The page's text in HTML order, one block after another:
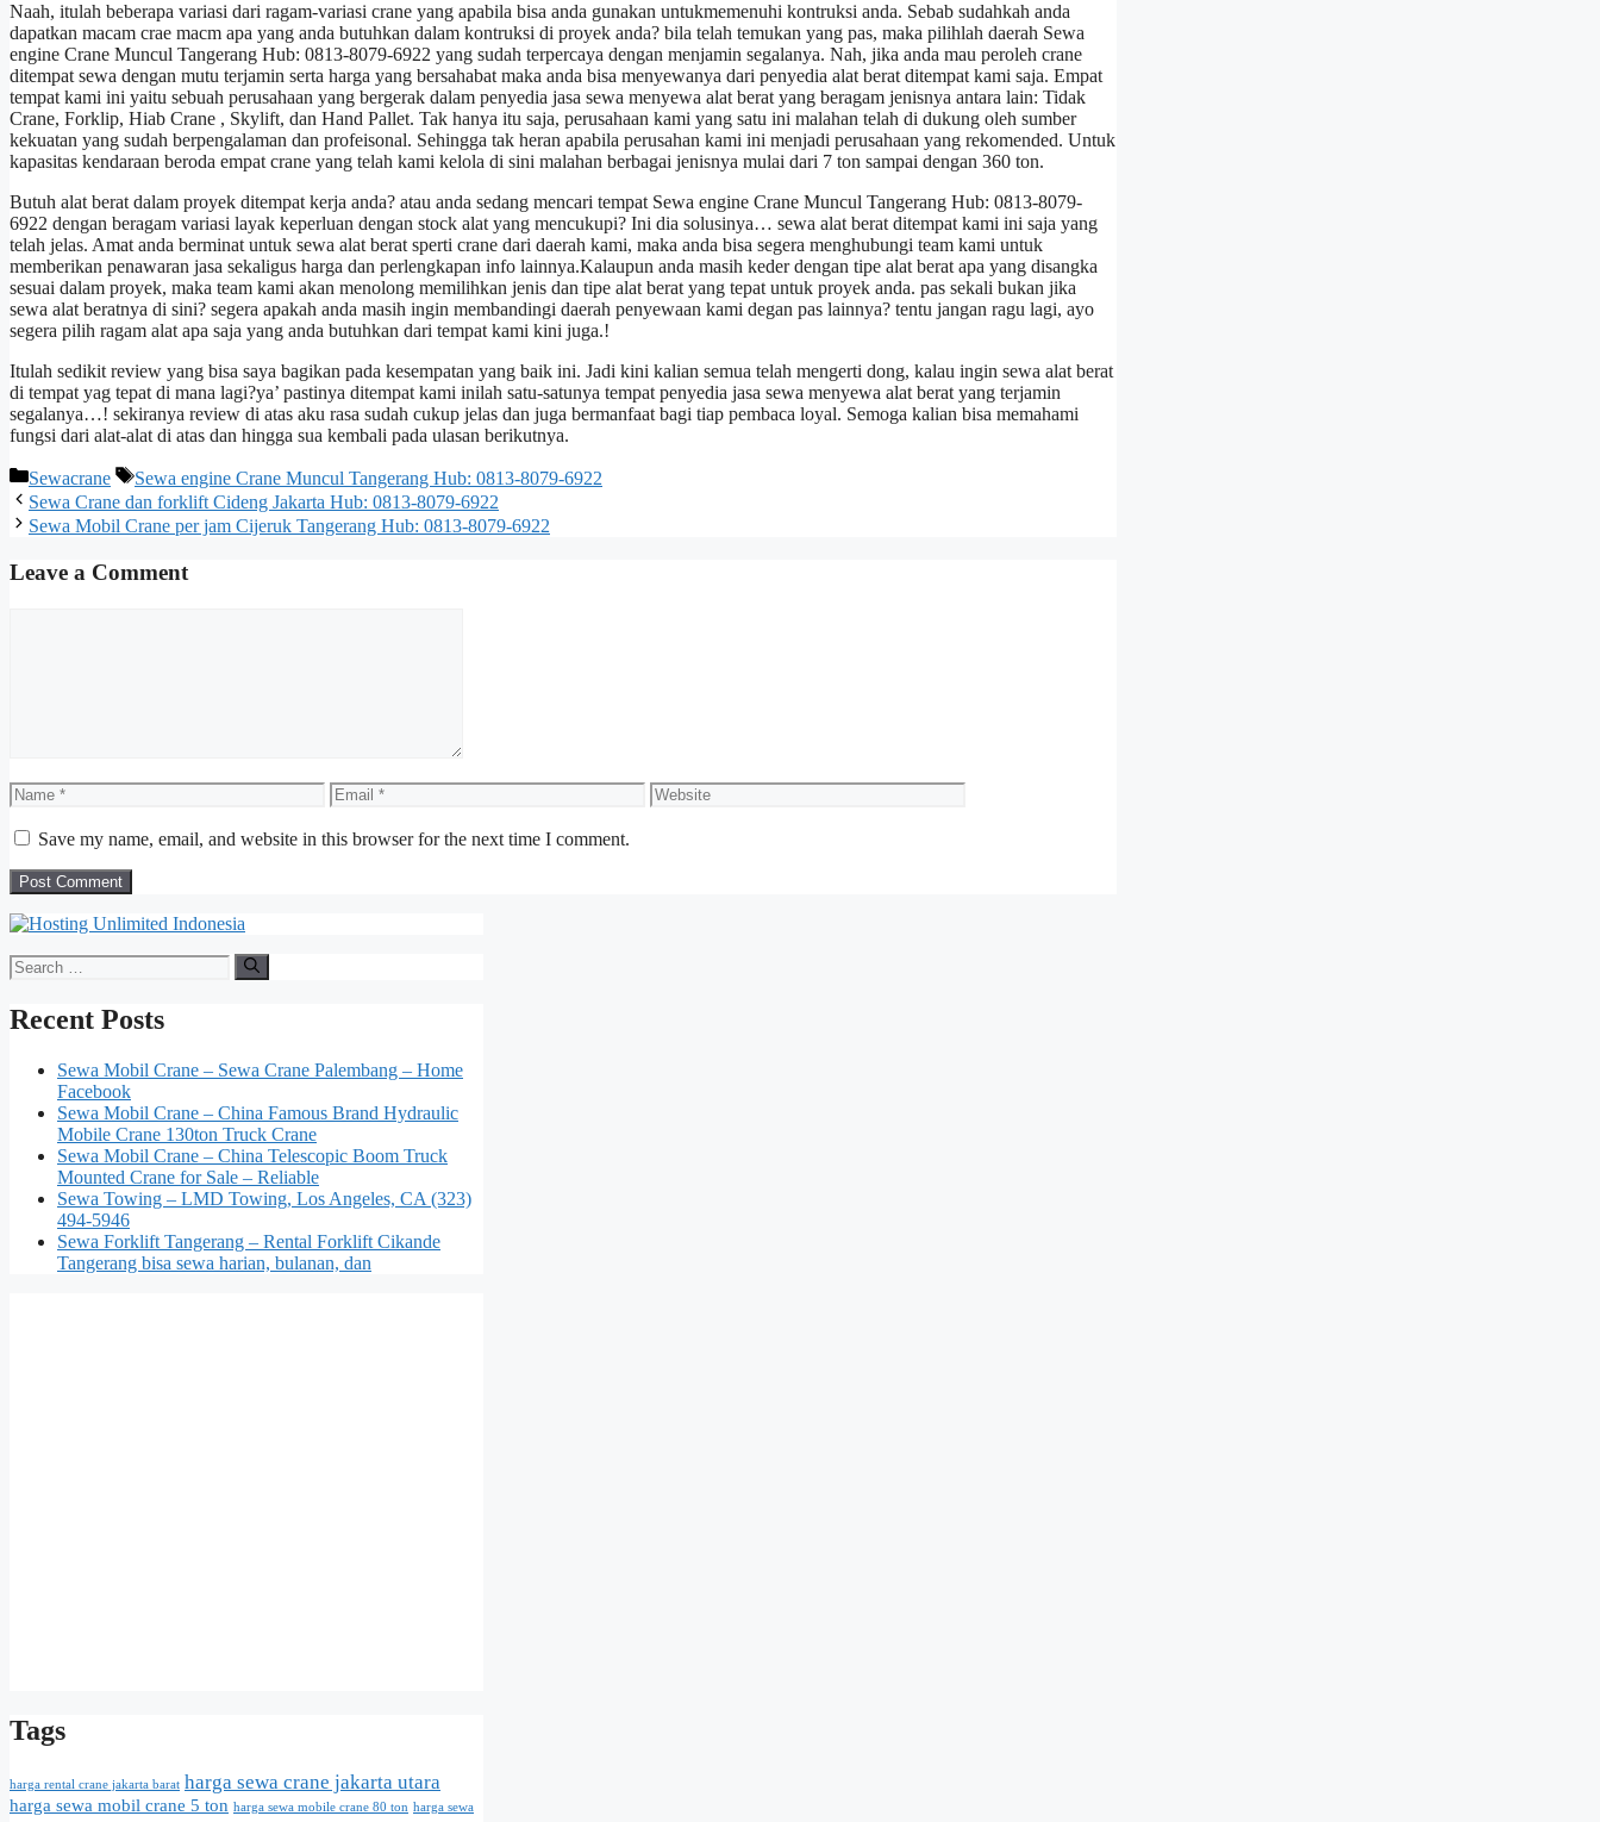
Naah, itulah beberapa variasi dari ragam-variasi crane yang apabila bisa anda gunakan untukmemenuhi kontruksi anda. Sebab sudahkah anda
dapatkan macam crae macm apa yang anda butuhkan dalam kontruksi di proyek anda? bila telah temukan yang pas, maka pilihlah daerah Sewa
engine Crane Muncul Tangerang Hub: 0813-8079-6922 yang sudah terpercaya dengan menjamin segalanya. Nah, jika anda mau peroleh crane
ditempat sewa dengan mutu terjamin serta harga yang bersahabat maka anda bisa menyewanya dari penyedia alat berat ditempat kami saja. Empat
tempat kami ini yaitu sebuah perusahaan yang bergerak dalam penyedia jasa sewa menyewa alat berat yang beragam jenisnya antara lain: Tidak
Crane, Forklip, Hiab Crane , Skylift, dan Hand Pallet. Tak hanya itu saja, perusahaan kami yang satu ini malahan telah di dukung oleh sumber
kekuatan yang sudah berpengalaman dan profeisonal. Sehingga tak heran apabila perusahan kami ini menjadi perusahaan yang rekomended. Untuk
kapasitas kendaraan beroda empat crane yang telah kami kelola di sini malahan berbagai jenisnya mulai dari 7 ton sampai dengan 360 ton.
Butuh alat berat dalam proyek ditempat kerja anda? atau anda sedang mencari tempat Sewa engine Crane Muncul Tangerang Hub: 0813-8079-
6922 dengan beragam variasi layak keperluan dengan stock alat yang mencukupi? Ini dia solusinya… sewa alat berat ditempat kami ini saja yang
telah jelas. Amat anda berminat untuk sewa alat berat sperti crane dari daerah kami, maka anda bisa segera menghubungi team kami untuk
memberikan penawaran jasa sekaligus harga dan perlengkapan info lainnya.Kalaupun anda masih keder dengan tipe alat berat apa yang disangka
sesuai dalam proyek, maka team kami akan menolong memilihkan jenis dan tipe alat berat yang tepat untuk proyek anda. pas sekali bukan jika
sewa alat beratnya di sini? segera apakah anda masih ingin membandingi daerah penyewaan kami degan pas lainnya? tentu jangan ragu lagi, ayo
segera pilih ragam alat apa saja yang anda butuhkan dari tempat kami kini juga.!
Itulah sedikit review yang bisa saya bagikan pada kesempatan yang baik ini. Jadi kini kalian semua telah mengerti dong, kalau ingin sewa alat berat
di tempat yag tepat di mana lagi?ya’ pastinya ditempat kami inilah satu-satunya tempat penyedia jasa sewa menyewa alat berat yang terjamin
segalanya…! sekiranya review di atas aku rasa sudah cukup jelas dan juga bermanfaat bagi tiap pembaca loyal. Semoga kalian bisa memahami
fungsi dari alat-alat di atas dan hingga sua kembali pada ulasan berikutnya.
Categories
Sewacrane Tags
Sewa engine Crane Muncul Tangerang Hub: 0813-8079-6922
Sewa Crane dan forklift Cideng Jakarta Hub: 0813-8079-6922
Sewa Mobil Crane per jam Cijeruk Tangerang Hub: 0813-8079-6922
Leave a Comment
Name Email Website
Save my name, email, and website in this browser for the next time I comment.
Search
for:
Recent Posts
Sewa Mobil Crane – Sewa Crane Palembang – Home
Facebook
Sewa Mobil Crane – China Famous Brand Hydraulic
Mobile Crane 130ton Truck Crane
Sewa Mobil Crane – China Telescopic Boom Truck
Mounted Crane for Sale – Reliable
Sewa Towing – LMD Towing, Los Angeles, CA (323)
494-5946
Sewa Forklift Tangerang – Rental Forklift Cikande
Tangerang bisa sewa harian, bulanan, dan
Tags
harga rental crane jakarta barat harga sewa crane jakarta utara
harga sewa mobil crane 5 ton harga sewa mobile crane 80 ton harga sewa